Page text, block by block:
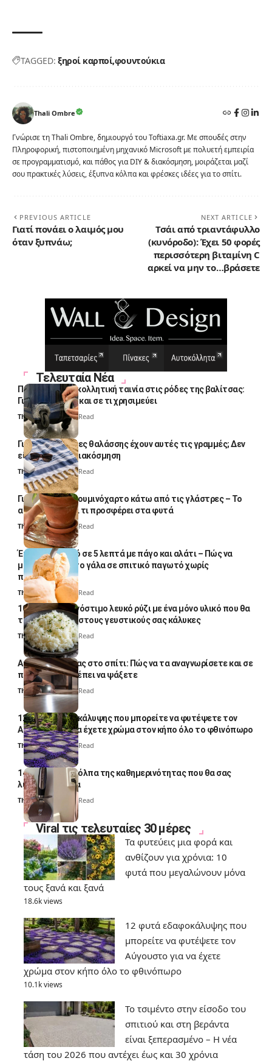
TAGGED: ξηροί καρποίφουντούκια
Thali Ombre
Γνώρισε τη Thali Ombre, δημιουργό του Toftiaxa.gr. Με σπουδές στην
Πληροφορική, πιστοποιημένη μηχανικό Microsoft με πολυετή εμπειρία
σε προγραμματισμό, και πάθος για DIY & διακόσμηση, μοιράζεται μαζί
σου πρακτικές λύσεις, έξυπνα κόλπα και φρέσκες ιδέες για το σπίτι.
PREVIOUS ARTICLE
Γιατί πονάει ο λαιμός μου
όταν ξυπνάω;
NEXT ARTICLE
Τσάι από τριαντάφυλλο
(κυνόροδο): Έχει 50 φορές
περισσότερη βιταμίνη C
αρκεί να μην το…βράσετε
Τελευταία Νέα
Πολλοί βάζουν κολλητική ταινία στις ρόδες της βαλίτσας:
Γιατί το κάνουν και σε τι χρησιμεύει
Thali Ombre 4 Min Read
Γιατί οι πετσέτες θαλάσσης έχουν αυτές τις γραμμές; Δεν
είναι μόνο για διακόσμηση
Thali Ombre5 Min Read
Γιατί βάζουν αλουμινόχαρτο κάτω από τις γλάστρες – Το
απλό κόλπο και τι προσφέρει στα φυτά
Thali Ombre4 Min Read
Έτοιμο παγωτό σε 5 λεπτά με πάγο και αλάτι – Πώς να
μετατρέψετε το γάλα σε σπιτικό παγωτό χωρίς
παγωτομηχανή
Thali Ombre 4 Min Read
10 φορές ποιο νόστιμο λευκό ρύζι με ένα μόνο υλικό που θα
το απογειώσει στους γευστικούς σας κάλυκες
Thali Ombre4 Min Read
Αυγά κατσαρίδας στο σπίτι: Πώς να τα αναγνωρίσετε και σε
ποια σημεία πρέπει να ψάξετε
Thali Ombre4 Min Read
12 φυτά εδαφοκάλυψης που μπορείτε να φυτέψετε τον
Αύγουστο για να έχετε χρώμα στον κήπο όλο το φθινόπωρο
Thali Ombre7 Min Read
14 πανέξυπνα κόλπα της καθημερινότητας που θα σας
λύσουν τα χέρια
Thali Ombre 6 Min Read
Viral τις τελευταίες 30 μέρες
Τα φυτεύεις μια φορά και
ανθίζουν για χρόνια: 10
φυτά που μεγαλώνουν μόνα
τους ξανά και ξανά
18.6k views
12 φυτά εδαφοκάλυψης που
μπορείτε να φυτέψετε τον
Αύγουστο για να έχετε
χρώμα στον κήπο όλο το φθινόπωρο
10.1k views
Το τσιμέντο στην είσοδο του
σπιτιού και στη βεράντα
είναι ξεπερασμένο – Η νέα
τάση του 2026 που αντέχει έως και 30 χρόνια